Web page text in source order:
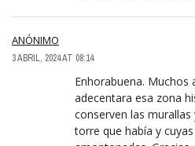
ANÓNIMO
3 ABRIL, 2024 AT 08:14
Enhorabuena. Muchos
adecentara esa zona
conserven las
torre que había y